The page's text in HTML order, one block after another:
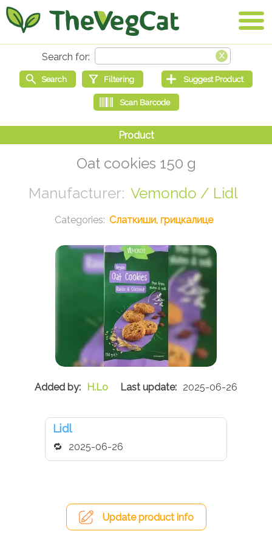
Oat cookies 150 g
Vemondo / Lidl
Слаткиши, грицкалице
H.Lo 2025-06-26
Lidl
2025-06-26
Update product info